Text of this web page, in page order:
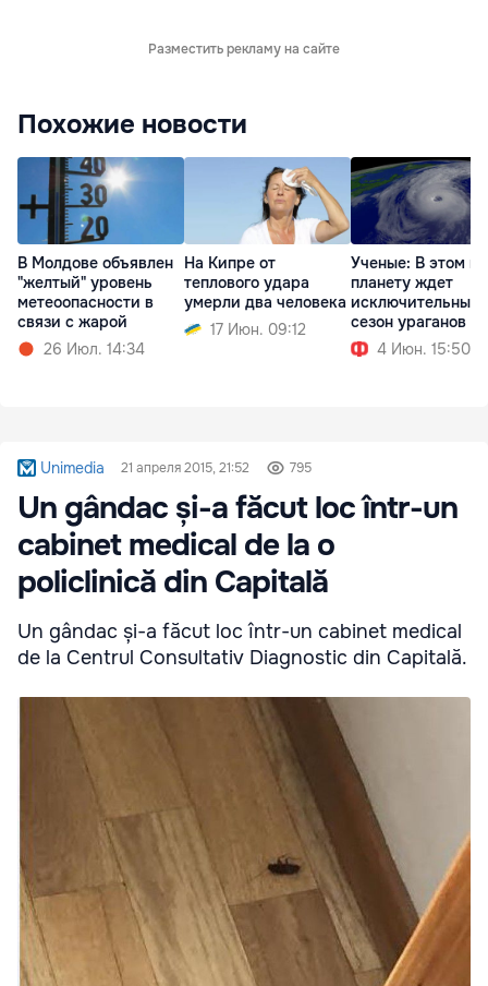
Разместить рекламу на сайте
Похожие новости
В Молдове объявлен
"желтый" уровень
метеоопасности в
связи с жарой
26 Июл. 14:34
На Кипре от
теплового удара
умерли два человека
17 Июн. 09:12
Ученые: В этом
планету ждет
исключительный
сезон ураганов
4 Июн. 15:50
Unimedia 21 апреля 2015, 21:52 795
Un gândac și-a făcut loc într-un
cabinet medical de la o
policlinică din Capitală
Un gândac și-a făcut loc într-un cabinet medical
de la Centrul Consultativ Diagnostic din Capitală.